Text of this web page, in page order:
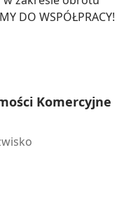
DO WSPÓŁPRACY!
Komercyjne